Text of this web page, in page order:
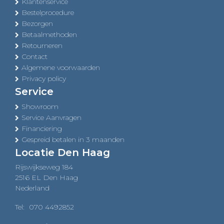
Bestelprocedure
Bezorgen
Betaalmethoden
Retourneren
Contact
Algemene voorwaarden
Privacy policy
Service
Showroom
Service Aanvragen
Financiering
Gespreid betalen in 3 maanden
Locatie Den Haag
Rijswijkseweg 184
2516 EL Den Haag
Nederland
Tel: 070 4492852